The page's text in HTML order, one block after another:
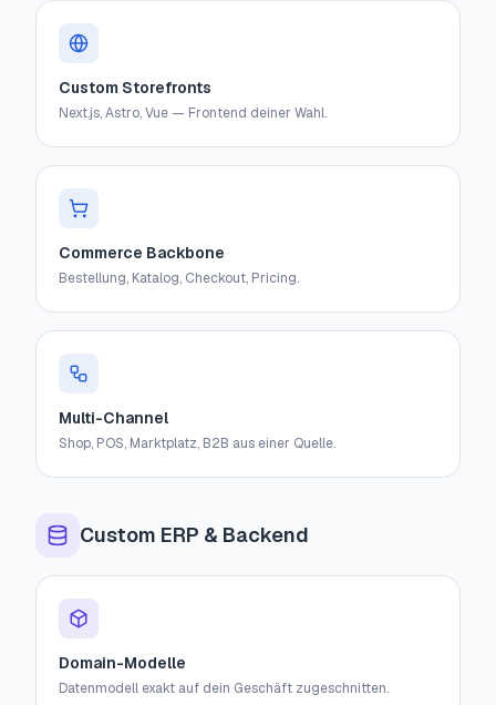
Custom Storefronts
Next.js, Astro, Vue — Frontend deiner Wahl.
Commerce Backbone
Bestellung, Katalog, Checkout, Pricing.
Multi-Channel
Shop, POS, Marktplatz, B2B aus einer Quelle.
Custom ERP & Backend
Domain-Modelle
Datenmodell exakt auf dein Geschäft zugeschnitten.